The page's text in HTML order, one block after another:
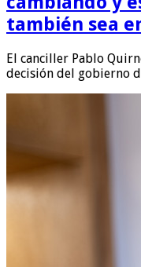
también sea
El canciller Pablo
decisión del gobierno